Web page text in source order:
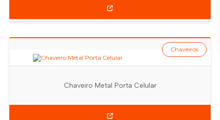
Chaveiro Metal Porta Celular
Chaveiros